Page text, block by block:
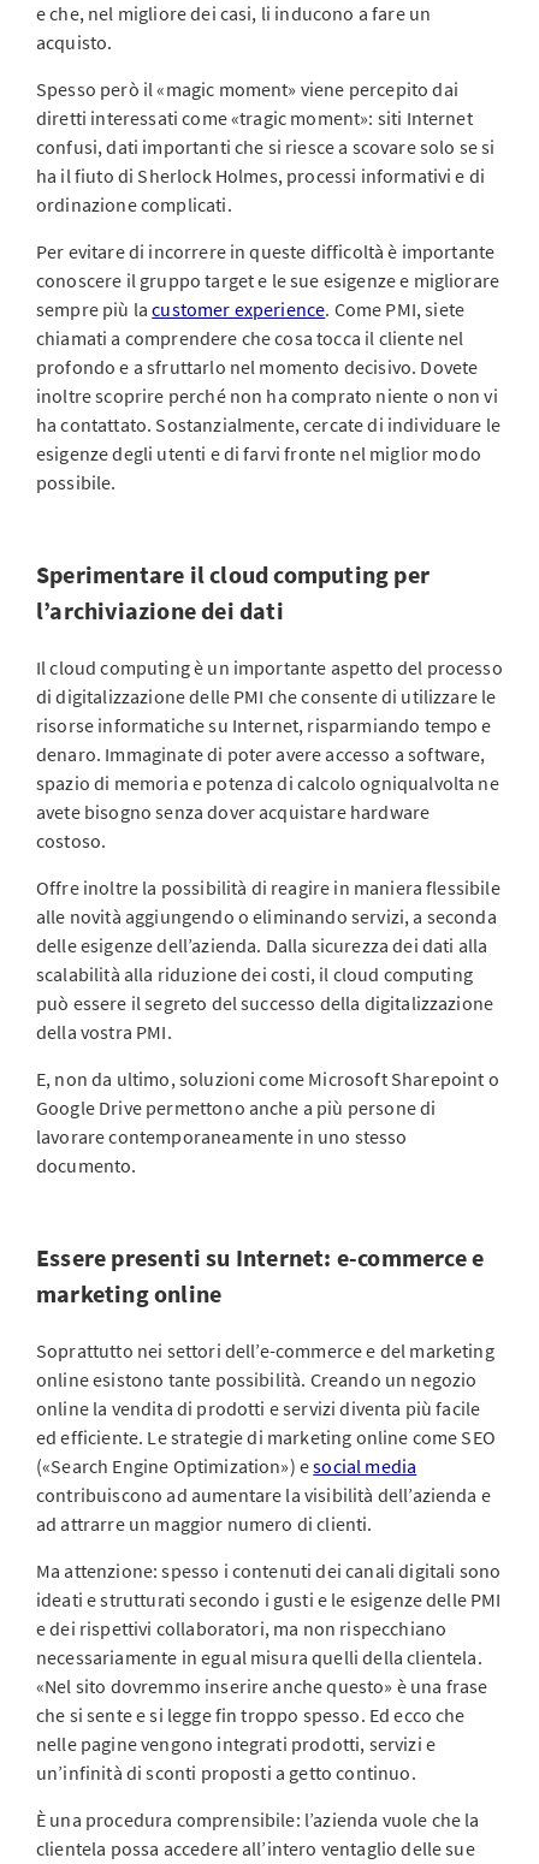
e che, nel migliore dei casi, li inducono a fare un
acquisto.
Spesso però il «magic moment» viene percepito dai
diretti interessati come «tragic moment»: siti Internet
confusi, dati importanti che si riesce a scovare solo se si
ha il fiuto di Sherlock Holmes, processi informativi e di
ordinazione complicati.
Per evitare di incorrere in queste difficoltà è importante
conoscere il gruppo target e le sue esigenze e migliorare
sempre più lacustomer experience. Come PMI, siete
chiamati a comprendere che cosa tocca il cliente nel
profondo e a sfruttarlo nel momento decisivo. Dovete
inoltre scoprire perché non ha comprato niente o non vi
ha contattato. Sostanzialmente, cercate di individuare le
esigenze degli utenti e di farvi fronte nel miglior modo
possibile.
Sperimentare il cloud computing per
l’archiviazione dei dati
Il cloud computing è un importante aspetto del processo
di digitalizzazione delle PMI che consente di utilizzare le
risorse informatiche su Internet, risparmiando tempo e
denaro. Immaginate di poter avere accesso a software,
spazio di memoria e potenza di calcolo ogniqualvolta ne
avete bisogno senza dover acquistare hardware
costoso.
Offre inoltre la possibilità di reagire in maniera flessibile
alle novità aggiungendo o eliminando servizi, a seconda
delle esigenze dell’azienda. Dalla sicurezza dei dati alla
scalabilità alla riduzione dei costi, il cloud computing
può essere il segreto del successo della digitalizzazione
della vostra PMI.
E, non da ultimo, soluzioni come Microsoft Sharepoint o
Google Drive permettono anche a più persone di
lavorare contemporaneamente in uno stesso
documento.
Essere presenti su Internet: e-commerce e
marketing online
Soprattutto nei settori dell’e-commerce e del marketing
online esistono tante possibilità. Creando un negozio
online la vendita di prodotti e servizi diventa più facile
ed efficiente. Le strategie di marketing online come SEO
(«Search Engine Optimization») esocial media
contribuiscono ad aumentare la visibilità dell’azienda e
ad attrarre un maggior numero di clienti.
Ma attenzione: spesso i contenuti dei canali digitali sono
ideati e strutturati secondo i gusti e le esigenze delle PMI
e dei rispettivi collaboratori, ma non rispecchiano
necessariamente in egual misura quelli della clientela.
«Nel sito dovremmo inserire anche questo» è una frase
che si sente e si legge fin troppo spesso. Ed ecco che
nelle pagine vengono integrati prodotti, servizi e
un’infinità di sconti proposti a getto continuo.
È una procedura comprensibile: l’azienda vuole che la
clientela possa accedere all’intero ventaglio delle sue